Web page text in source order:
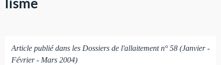
Article publié dans les Dossiers de l'allaitement n° 58 (Janvier -
Février - Mars 2004)